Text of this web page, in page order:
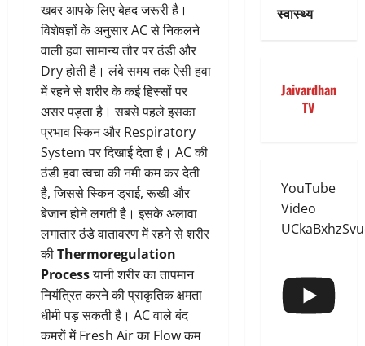
खबर आपके लिए बेहद जरूरी है।
विशेषज्ञों के अनुसार AC से निकलने
वाली हवा सामान्य तौर पर ठंडी और
Dry होती है। लंबे समय तक ऐसी हवा
में रहने से शरीर के कई हिस्सों पर
असर पड़ता है। सबसे पहले इसका
प्रभाव स्किन और Respiratory
System पर दिखाई देता है। AC की
ठंडी हवा त्वचा की नमी कम कर देती
है, जिससे स्किन ड्राई, रूखी और
बेजान होने लगती है। इसके अलावा
लगातार ठंडे वातावरण में रहने से शरीर
कीThermoregulation
Processयानी शरीर का तापमान
नियंत्रित करने की प्राकृतिक क्षमता
धीमी पड़ सकती है। AC वाले बंद
कमरों में Fresh Air का Flow कम
स्वास्थ्य
Jaivardhan
TV
YouTube
Video